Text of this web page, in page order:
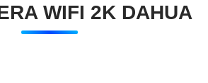
WIFI 2K DAHUA